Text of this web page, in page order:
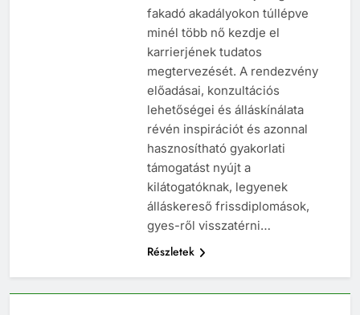
társadalom férfias jellegéből
fakadó akadályokon túllépve
minél több nő kezdje el
karrierjének tudatos
megtervezését. A rendezvény
előadásai, konzultációs
lehetőségei és álláskínálata
révén inspirációt és azonnal
hasznosítható gyakorlati
támogatást nyújt a
kilátogatóknak, legyenek
álláskereső frissdiplomások,